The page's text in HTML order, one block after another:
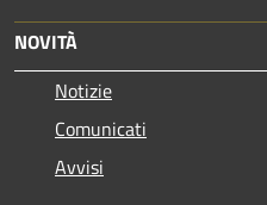
NOVITÀ
Notizie
Comunicati
Avvisi